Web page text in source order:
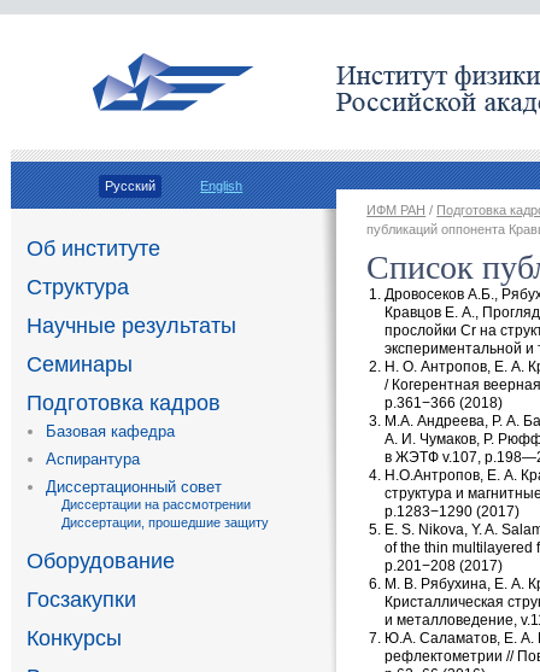
Русский English
Об институте
Структура
Научные результаты
Семинары
Подготовка кадров
Базовая кафедра
Аспирантура
Диссертационный совет
Диссертации на рассмотрении
Диссертации, прошедшие защиту
Оборудование
Госзакупки
Конкурсы
ИФМ РАН / Подготовка
публикаций оппонента
Список
Дровосеков А.Б.,
Кравцов Е. А.,
прослойки Cr на
экспериментальной и
Н. О. Антропов, Е. А.
/ Когерентная
p.361−366 (2018)
М.А. Андреева, Р. А.
А. И. Чумаков, Р.
в ЖЭТФ v.107,
Н.О.Антропов, Е. А.
структура и
p.1283−1290 (2017)
E. S. Nikova, Y. A.
of the thin multilayered
p.201−208 (2017)
М. В. Рябухина, Е. А.
Кристаллическая
и металловедение,
Ю.А. Саламатов, Е. А.
рефлектометрии //